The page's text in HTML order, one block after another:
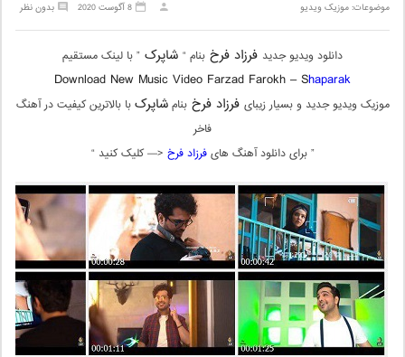
موضوعات:موزیک ویدیو بدون نظر 8 آگوست 2020
دانلود ویدیو جدید فرزاد فرخ بنام “ شاپرک ” با لینک مستقیم
Download New Music Video Farzad Farokh – Shaparak
موزیک ویدیو جدید و بسیار زیبای فرزاد فرخبنامشاپرکبا بالاترین کیفیت در آهنگ
فاخر
” برای دانلود آهنگ هایفرزاد فرخ <— کلیک کنید “